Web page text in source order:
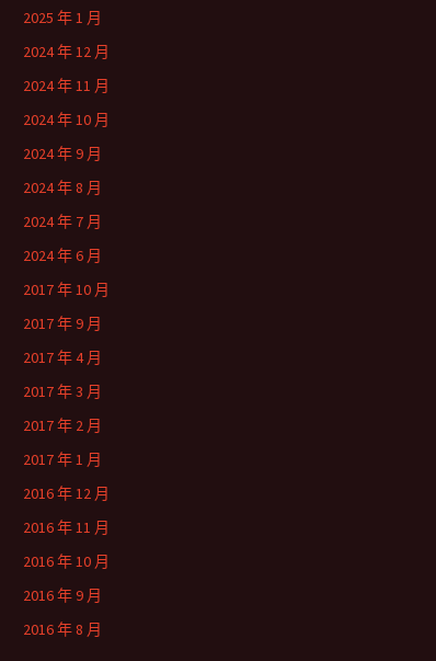
2025 年 1 月
2024 年 12 月
2024 年 11 月
2024 年 10 月
2024 年 9 月
2024 年 8 月
2024 年 7 月
2024 年 6 月
2017 年 10 月
2017 年 9 月
2017 年 4 月
2017 年 3 月
2017 年 2 月
2017 年 1 月
2016 年 12 月
2016 年 11 月
2016 年 10 月
2016 年 9 月
2016 年 8 月